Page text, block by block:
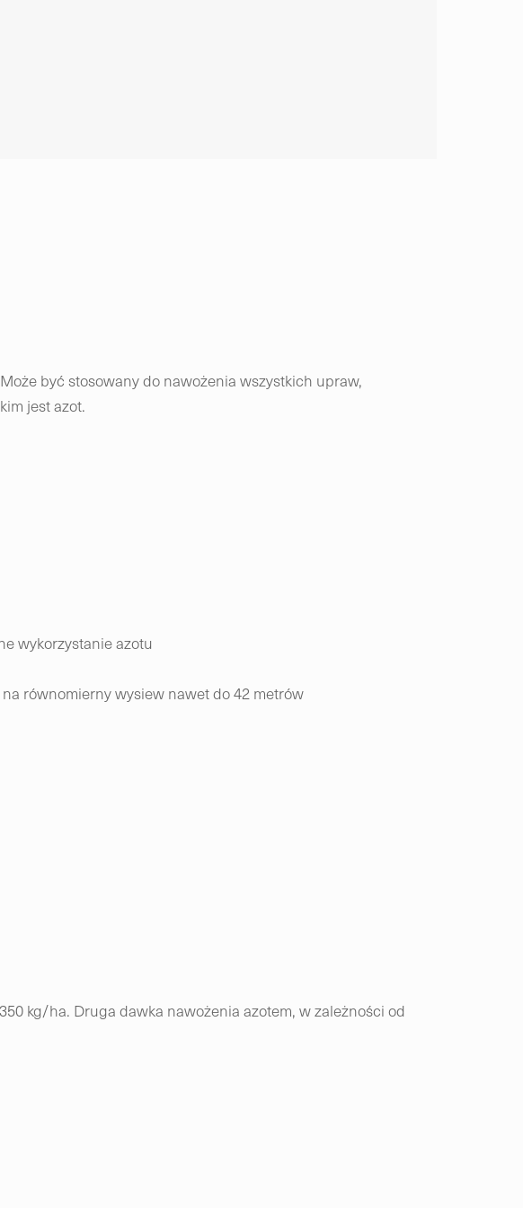
być stosowany do nawożenia wszystkich upraw,
jest azot.
wykorzystanie azotu
równomierny wysiew nawet do 42 metrów
kg/ha. Druga dawka nawożenia azotem, w zależności od